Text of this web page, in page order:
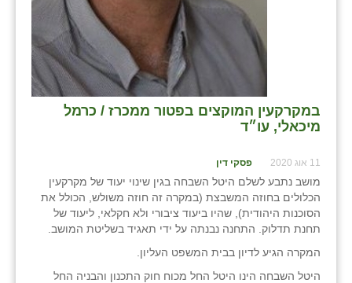
במקרקעין המוקצים בפטור ממכרז / כרמל
מיכאלי, עו״ד
11 אוג 2020 פסקי דין
מושב נתבע לשלם היטל השבחה בגין שינוי יעוד של מקרקעין
הכלולים בחוזה המשבצת (במקרה זה חוזה משולש, הכולל את
הסוכנות היהודית), שהיו ביעוד ציבורי ולא חקלאי, ליעוד של
תחנת תדלוק. התחנה נבנתה על ידי תאגיד בשליטת המושב.
המקרה הגיע לדיון בבית המשפט העליון.
היטל השבחה הינו היטל החל מכוח חוק התכנון והבניה החל